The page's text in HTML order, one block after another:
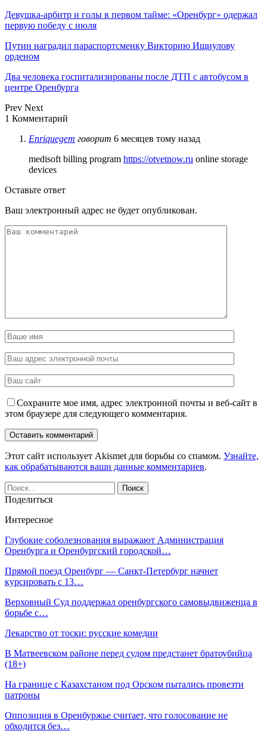
Девушка-арбитр и голы в первом тайме: «Оренбург» одержал
первую победу с июля
Путин наградил параспортсменку Викторию Ищиулову
орденом
Два человека госпитализированы после ДТП с автобусом в
центре Оренбурга
Prev Next
1 Комментарий
Enriquegem говорит 6 месяцев тому назад
medisoft billing program https://otvetnow.ru online storage
devices
Оставьте ответ
Ваш электронный адрес не будет опубликован.
Сохраните мое имя, адрес электронной почты и веб-сайт в
этом браузере для следующего комментария.
Этот сайт использует Akismet для борьбы со спамом. Узнайте,
как обрабатываются ваши данные комментариев.
Поделиться
Интересное
Глубокие соболезнования выражают Администрация
Оренбурга и Оренбургский городской…
Прямой поезд Оренбург — Санкт-Петербург начнет
курсировать с 13…
Верховный Суд поддержал оренбургского самовыдвиженца в
борьбе с…
Лекарство от тоски: русские комедии
В Матвеевском районе перед судом предстанет братоубийца
(18+)
На границе с Казахстаном под Орском пытались провезти
патроны
Оппозиция в Оренбуржье считает, что голосование не
обходится без…